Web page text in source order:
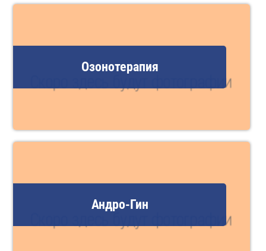
Озонотерапия
Андро-Гин